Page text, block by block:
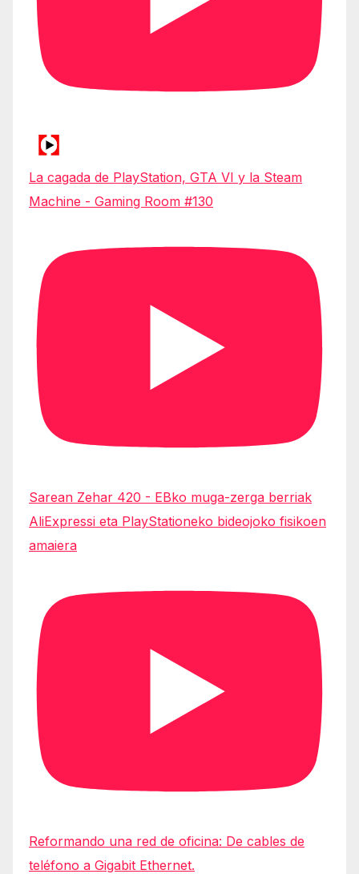
La cagada de PlayStation, GTA VI y la Steam
Machine - Gaming Room #130
Sarean Zehar 420 - EBko muga-zerga berriak
AliExpressi eta PlayStationeko bideojoko fisikoen
amaiera
Reformando una red de oficina: De cables de
teléfono a Gigabit Ethernet.